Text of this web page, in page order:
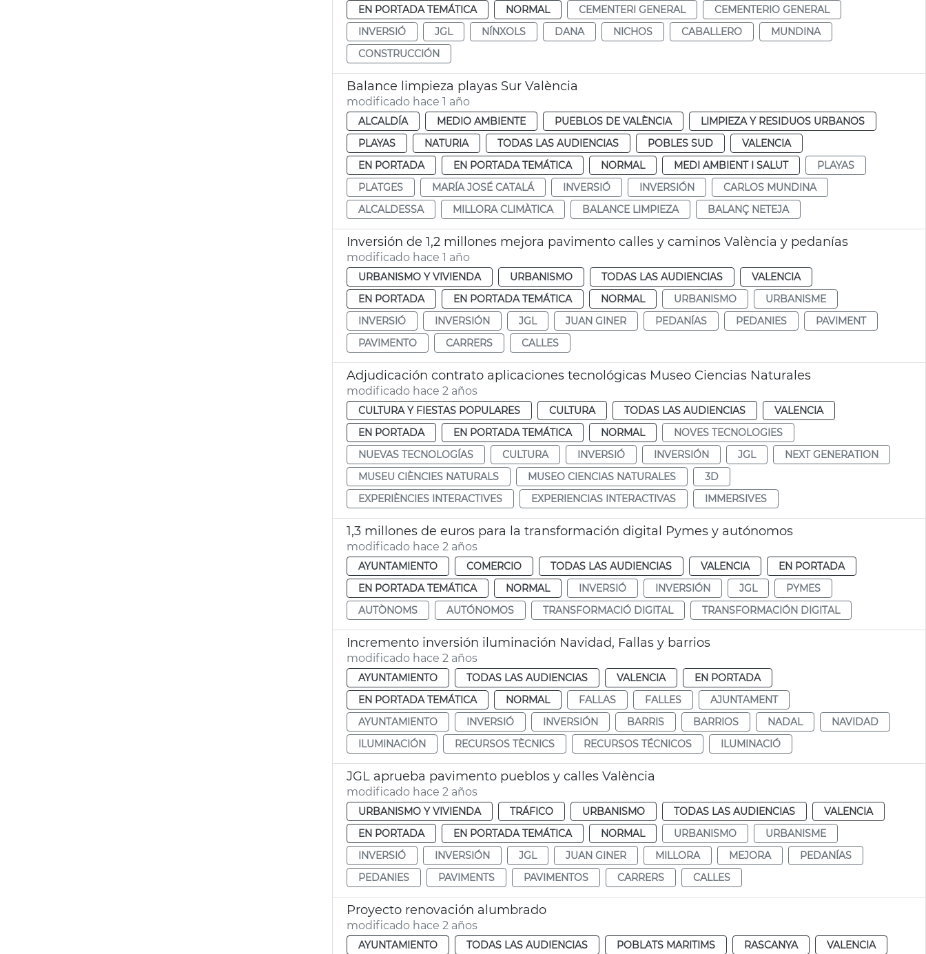
EN PORTADA TEMÁTICA
NORMAL CEMENTERI GENERAL
CEMENTERIO GENERAL
INVERSIÓ
JGL NÍNXOLS DANA NICHOS CABALLERO
MUNDINA
CONSTRUCCIÓN
Balance limpieza playas Sur València
modificado hace 1 año
ALCALDÍA MEDIO AMBIENTE PUEBLOS DE VALÈNCIA
LIMPIEZA Y RESIDUOS URBANOS
PLAYAS
NATURIA TODAS LAS AUDIENCIAS POBLES SUD
VALENCIA
EN PORTADA
EN PORTADA TEMÁTICA NORMAL MEDI AMBIENT I SALUT
PLAYAS
PLATGES
MARÍA JOSÉ CATALÁ INVERSIÓ INVERSIÓN
CARLOS MUNDINA
ALCALDESSA
MILLORA CLIMÀTICA BALANCE LIMPIEZA BALANÇ NETEJA
Inversión de 1,2 millones mejora pavimento calles y caminos València y pedanías
modificado hace 1 año
URBANISMO Y VIVIENDA URBANISMO TODAS LAS AUDIENCIAS
VALENCIA
EN PORTADA
EN PORTADA TEMÁTICA NORMAL URBANISMO
URBANISME
INVERSIÓ
INVERSIÓN JGL JUAN GINER PEDANÍAS PEDANIES
PAVIMENT
PAVIMENTO
CARRERS CALLES
Adjudicación contrato aplicaciones tecnológicas Museo Ciencias Naturales
modificado hace 2 años
CULTURA Y FIESTAS POPULARES CULTURA TODAS LAS AUDIENCIAS
VALENCIA
EN PORTADA
EN PORTADA TEMÁTICA NORMAL
NOVES TECNOLOGIES
NUEVAS TECNOLOGÍAS
CULTURA INVERSIÓ INVERSIÓN JGL
NEXT GENERATION
MUSEU CIÈNCIES NATURALS
MUSEO CIENCIAS NATURALES
3D
EXPERIÈNCIES INTERACTIVES
EXPERIENCIAS INTERACTIVAS IMMERSIVES
1,3 millones de euros para la transformación digital Pymes y autónomos
modificado hace 2 años
AYUNTAMIENTO COMERCIO TODAS LAS AUDIENCIAS VALENCIA
EN PORTADA
EN PORTADA TEMÁTICA
NORMAL INVERSIÓ INVERSIÓN JGL
PYMES
AUTÒNOMS
AUTÓNOMOS TRANSFORMACIÓ DIGITAL TRANSFORMACIÓN DIGITAL
Incremento inversión iluminación Navidad, Fallas y barrios
modificado hace 2 años
AYUNTAMIENTO TODAS LAS AUDIENCIAS VALENCIA
EN PORTADA
EN PORTADA TEMÁTICA
NORMAL FALLAS FALLES
AJUNTAMENT
AYUNTAMIENTO
INVERSIÓ INVERSIÓN BARRIS BARRIOS NADAL
NAVIDAD
ILUMINACIÓN
RECURSOS TÈCNICS RECURSOS TÉCNICOS ILUMINACIÓ
JGL aprueba pavimento pueblos y calles València
modificado hace 2 años
URBANISMO Y VIVIENDA TRÁFICO URBANISMO TODAS LAS AUDIENCIAS
VALENCIA
EN PORTADA
EN PORTADA TEMÁTICA NORMAL URBANISMO
URBANISME
INVERSIÓ
INVERSIÓN JGL JUAN GINER MILLORA MEJORA
PEDANÍAS
PEDANIES
PAVIMENTS PAVIMENTOS CARRERS CALLES
Proyecto renovación alumbrado
modificado hace 2 años
AYUNTAMIENTO TODAS LAS AUDIENCIAS POBLATS MARITIMS RASCANYA VALENCIA